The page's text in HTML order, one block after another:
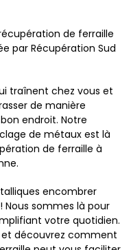
de ferraille
par Récupération Sud
traînent chez vous et
de manière
endroit. Notre
de métaux est là
de ferraille à
encombrer
sommes là pour
votre quotidien.
découvrez comment